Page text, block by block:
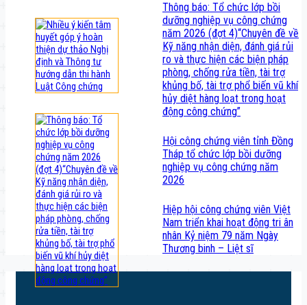
Thông báo: Tổ chức lớp bồi
dưỡng nghiệp vụ công chứng
năm 2026 (đợt 4)“Chuyên đề về
Kỹ năng nhận diện, đánh giá rủi
ro và thực hiện các biện pháp
phòng, chống rửa tiền, tài trợ
khủng bố, tài trợ phổ biến vũ khí
hủy diệt hàng loạt trong hoạt
động công chứng”
Hội công chứng viên tỉnh Đồng
Tháp tổ chức lớp bồi dưỡng
nghiệp vụ công chứng năm
2026
Hiệp hội công chứng viên Việt
Nam triển khai hoạt động tri ân
nhân Kỷ niệm 79 năm Ngày
Thương binh – Liệt sĩ